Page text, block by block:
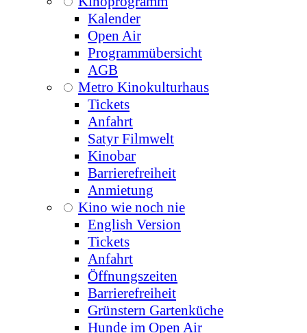
Kalender
Open Air
Programmübersicht
AGB
Metro Kinokulturhaus
Tickets
Anfahrt
Satyr Filmwelt
Kinobar
Barrierefreiheit
Anmietung
Kino wie noch nie
English Version
Tickets
Anfahrt
Öffnungszeiten
Barrierefreiheit
Grünstern Gartenküche
Hunde im Open Air